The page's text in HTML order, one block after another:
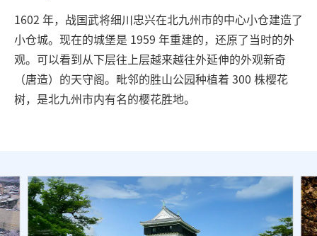
关闭
1602 年，战国武将细川忠兴在北九州市的中心小仓建造了
小仓城。现在的城堡是 1959 年重建的，还原了当时的外
观。可以看到从下层往上层越来越往外延伸的外观新奇
（唐造）的天守阁。毗邻的胜山公园种植着 300 株樱花
树，是北九州市内有名的樱花胜地。